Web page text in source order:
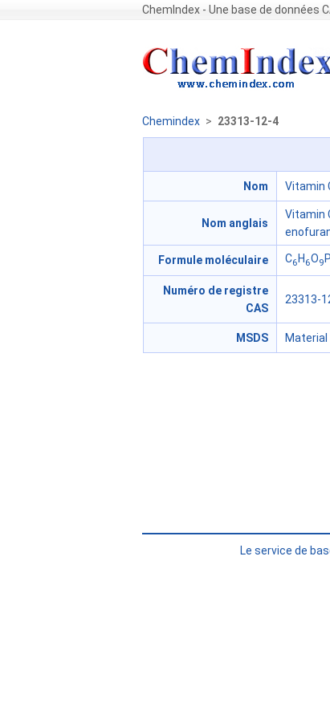
ChemIndex - Une base de données
Chemindex > 23313-12-4
Nom Vitamin
Nom anglais
Vitamin
Formule moléculaire C6 H 6O9 P
Numéro de registre
CAS
23313-
MSDS
Le service de